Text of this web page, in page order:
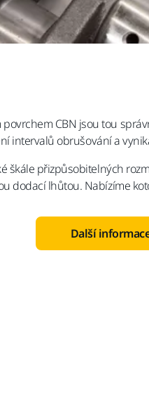
CBN jsou tou
intervalů obrušování a
škále přizpůsobitelných
dodací lhůtou. Nabízíme
Další